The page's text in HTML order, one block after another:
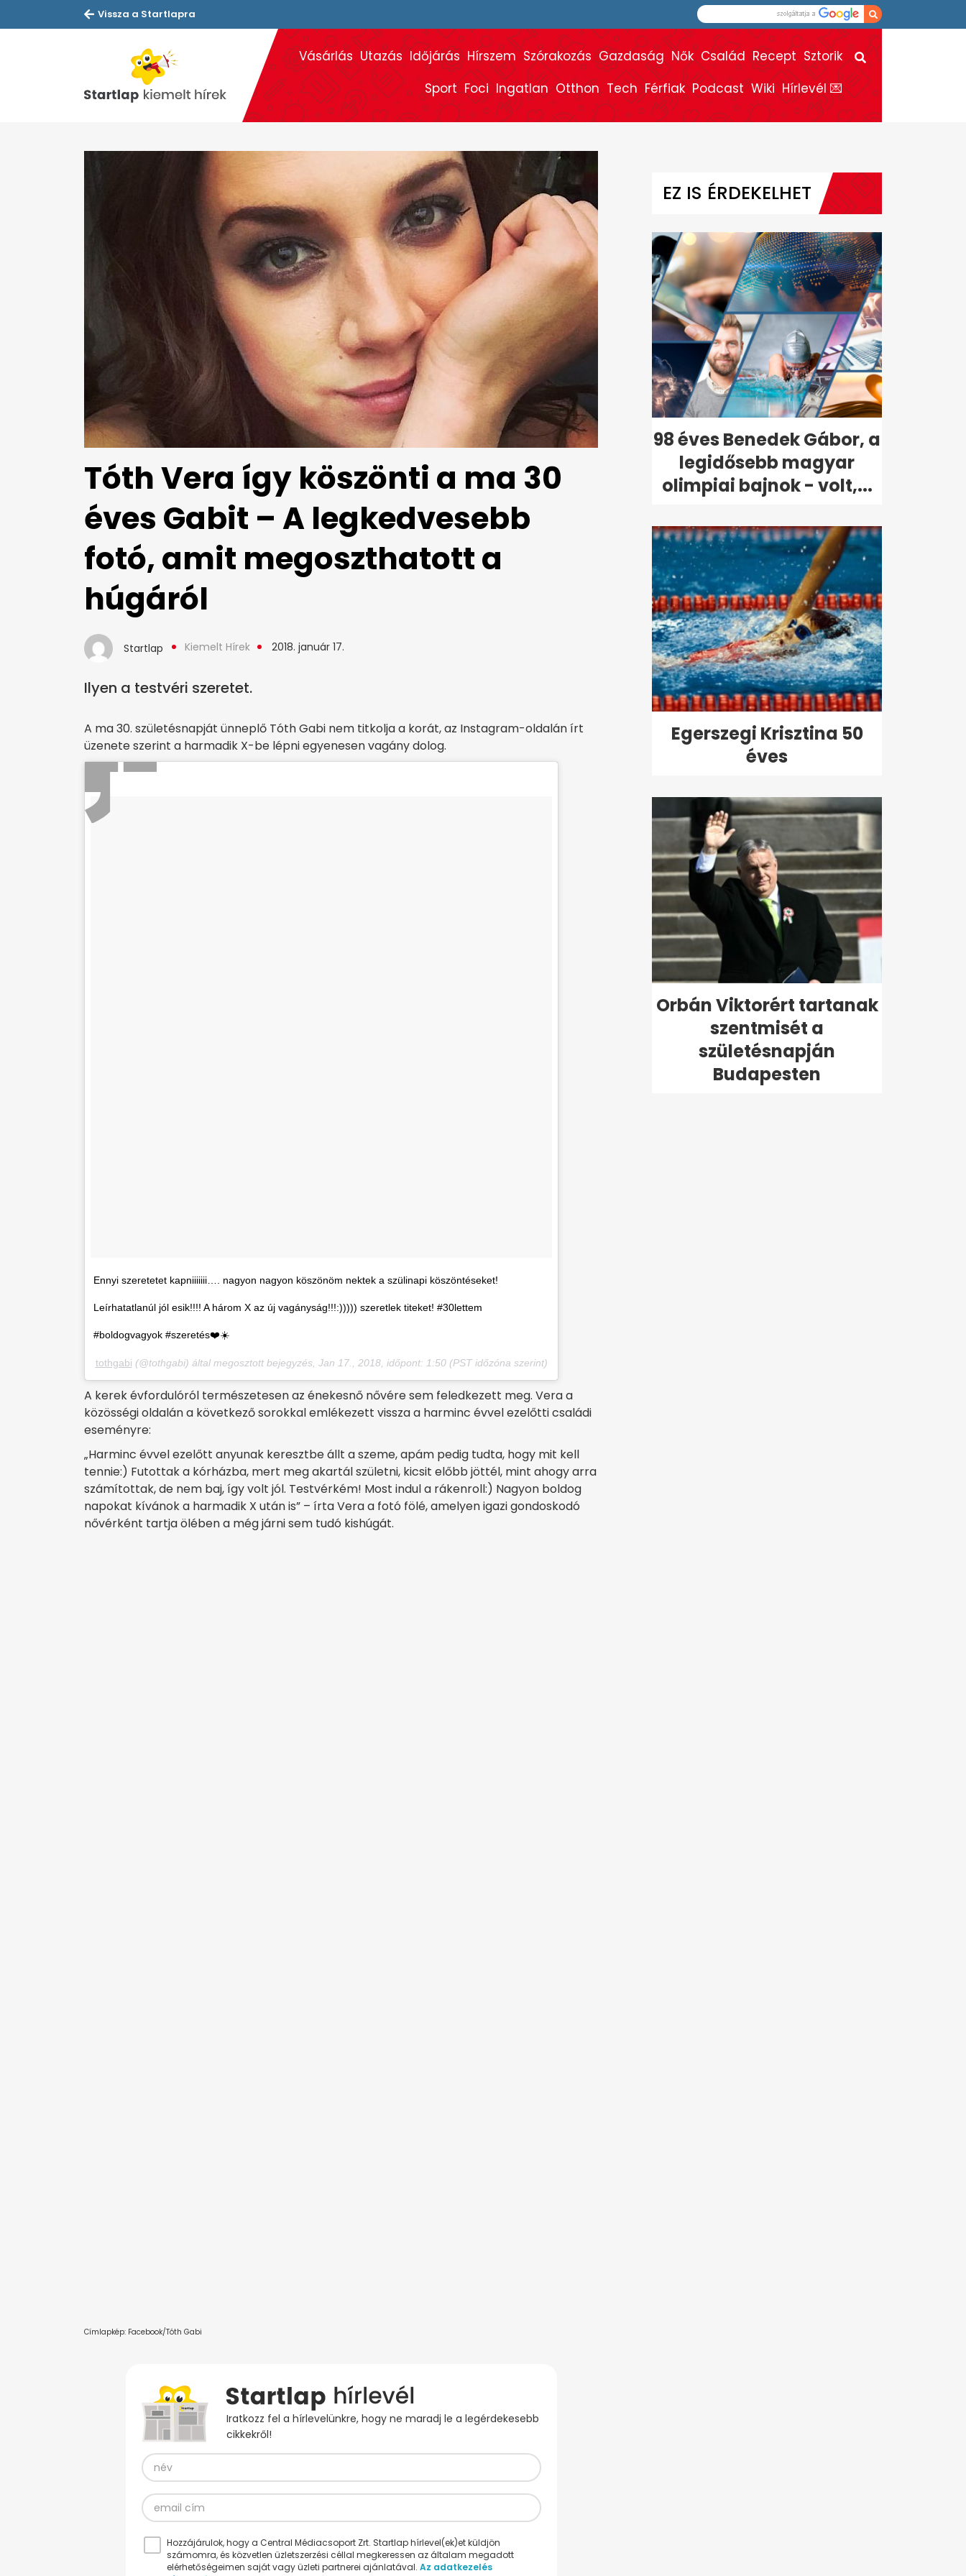
Vissza a Startlapra
Vásárlás Utazás Időjárás Hírszem Szórakozás Gazdaság Nők Család Recept Sztorik
Sport Foci Ingatlan Otthon Tech Férfiak Podcast Wiki Hírlevél 💌
Tóth Vera így köszönti a ma 30
éves Gabit – A legkedvesebb
fotó, amit megoszthatott a
húgáról
Startlap Kiemelt Hírek 2018. január 17.
Ilyen a testvéri szeretet.
A ma 30. születésnapját ünneplő Tóth Gabi nem titkolja a korát, az Instagram-oldalán írt
üzenete szerint a harmadik X-be lépni egyenesen vagány dolog.
Ennyi szeretetet kapniiiiiii…. nagyon nagyon köszönöm nektek a szülinapi köszöntéseket!
Leírhatatlanúl jól esik!!!! A három X az új vagányság!!!:))))) szeretlek titeket! #30lettem
#boldogvagyok #szeretés❤️☀️
tothgabi (@tothgabi) által megosztott bejegyzés, Jan 17., 2018, időpont: 1:50 (PST időzóna szerint)
A kerek évfordulóról természetesen az énekesnő nővére sem feledkezett meg. Vera a
közösségi oldalán a következő sorokkal emlékezett vissza a harminc évvel ezelőtti családi
eseményre:
„Harminc évvel ezelőtt anyunak keresztbe állt a szeme, apám pedig tudta, hogy mit kell
tennie:) Futottak a kórházba, mert meg akartál születni, kicsit előbb jöttél, mint ahogy arra
számítottak, de nem baj, így volt jól. Testvérkém! Most indul a rákenroll:) Nagyon boldog
napokat kívánok a harmadik X után is” – írta Vera a fotó fölé, amelyen igazi gondoskodó
nővérként tartja ölében a még járni sem tudó kishúgát.
Címlapkép: Facebook/Tóth Gabi
Iratkozz fel a hírlevelünkre, hogy ne maradj le a legérdekesebb
cikkekről!
Hozzájárulok, hogy a Central Médiacsoport Zrt. Startlap hírlevel(ek)et küldjön
számomra, és közvetlen üzletszerzési céllal megkeressen az általam megadott
elérhetőségeimen saját vagy üzleti partnerei ajánlatával. Az adatkezelés
EZ IS ÉRDEKELHET
98 éves Benedek Gábor, a
legidősebb magyar
olimpiai bajnok - volt,...
Egerszegi Krisztina 50
éves
Orbán Viktorért tartanak
szentmisét a
születésnapján
Budapesten